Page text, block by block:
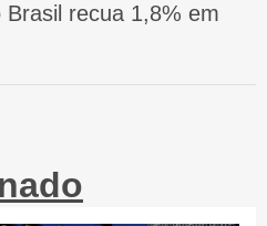
recua 1,8% em